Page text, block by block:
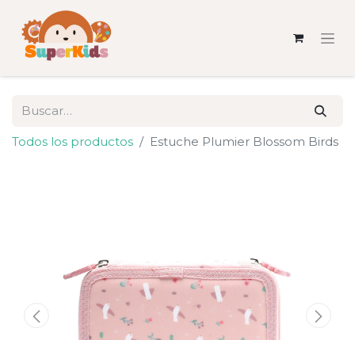
Todos los productos Estuche Plumier Blossom Birds